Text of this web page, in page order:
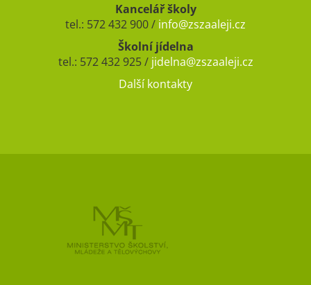
Kancelář školy
tel.: 572 432 900 / info@zszaaleji.cz
Školní jídelna
tel.: 572 432 925 / jidelna@zszaaleji.cz
Další kontakty